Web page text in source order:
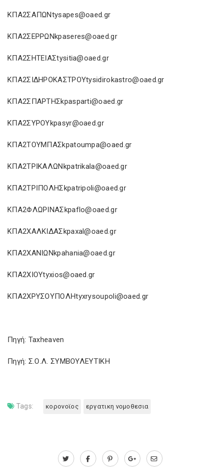
ΚΠΑ2ΣΑΠΩΝtysapes@oaed.gr
ΚΠΑ2ΣΕΡΡΩΝkpaseres@oaed.gr
ΚΠΑ2ΣΗΤΕΙΑΣtysitia@oaed.gr
ΚΠΑ2ΣΙΔΗΡΟΚΑΣΤΡΟΥtysidirokastro@oaed.gr
ΚΠΑ2ΣΠΑΡΤΗΣkpasparti@oaed.gr
ΚΠΑ2ΣΥΡΟΥkpasyr@oaed.gr
ΚΠΑ2ΤΟΥΜΠΑΣkpatoumpa@oaed.gr
ΚΠΑ2ΤΡΙΚΑΛΩΝkpatrikala@oaed.gr
ΚΠΑ2ΤΡΙΠΟΛΗΣkpatripoli@oaed.gr
ΚΠΑ2ΦΛΩΡΙΝΑΣkpaflo@oaed.gr
ΚΠΑ2ΧΑΛΚΙΔΑΣkpaxal@oaed.gr
ΚΠΑ2ΧΑΝΙΩΝkpahania@oaed.gr
ΚΠΑ2ΧΙΟΥtyxios@oaed.gr
ΚΠΑ2ΧΡΥΣΟΥΠΟΛΗtyxrysoupoli@oaed.gr
Πηγή: Taxheaven
Πηγή: Σ.Ο.Λ. ΣΥΜΒΟΥΛΕΥΤΙΚΗ
Tags: κορονοϊος εργατικη νομοθεσια